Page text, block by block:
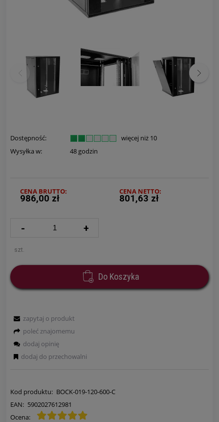
Dostępność:
więcej niż 10
Wysyłka w:
48 godzin
CENA BRUTTO:
986,00 zł
CENA NETTO:
801,63 zł
- +
szt.
Do Koszyka
Kod produktu: BOCK-019-120-600-C
EAN: 5902027612981
Ocena:
zapytaj o produkt
poleć znajomemu
dodaj opinię
dodaj do przechowalni